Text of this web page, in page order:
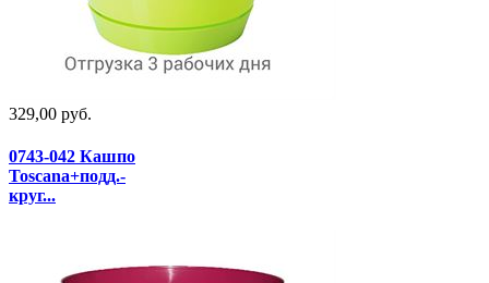
329,00 руб.
0743-042 Кашпо
Toscana+подд.-
круг...